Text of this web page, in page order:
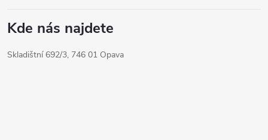
Kde nás najdete
Skladištní 692/3, 746 01 Opava